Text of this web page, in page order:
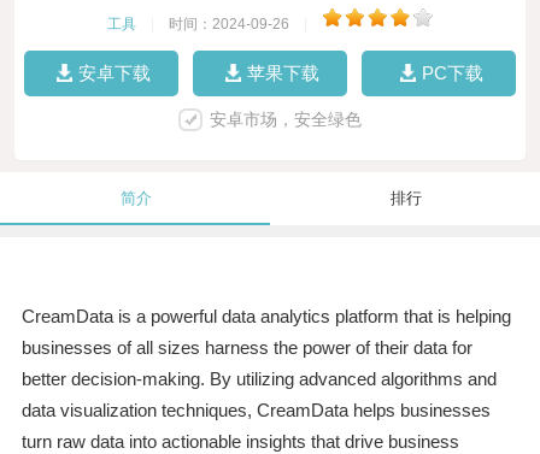
工具 时间：2024-09-26
安卓下载 苹果下载 PC下载
安卓市场，安全绿色
简介 排行
CreamData is a powerful data analytics platform that is helping
businesses of all sizes harness the power of their data for
better decision-making. By utilizing advanced algorithms and
data visualization techniques, CreamData helps businesses
turn raw data into actionable insights that drive business